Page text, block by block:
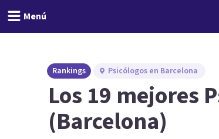
Menú
Rankings Psicólogos en Barcelona
Los 19 mejores
(Barcelona)